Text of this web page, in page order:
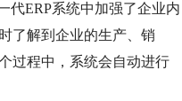
代ERP系统中加强了企业内
了解到企业的生产、销
过程中，系统会自动进行